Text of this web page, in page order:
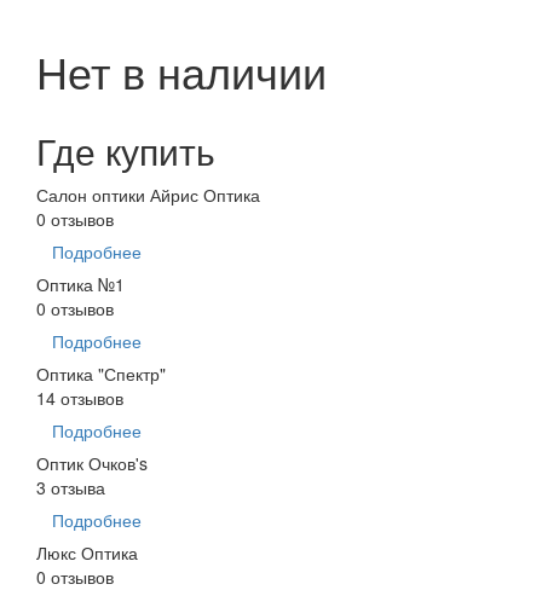
Нет в наличии
Где купить
Салон оптики Айрис Оптика
0 отзывов
Подробнее
Оптика №1
0 отзывов
Подробнее
Оптика "Спектр"
14 отзывов
Подробнее
Оптик Очков's
3 отзыва
Подробнее
Люкс Оптика
0 отзывов